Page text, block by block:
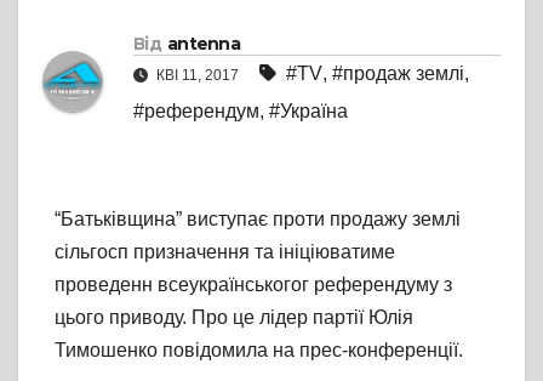
Від antenna
КВІ 11, 2017 #TV, #продаж землі,
#референдум, #Україна
“Батьківщина” виступає проти продажу землі
сільгосп призначення та ініціюватиме
проведенн всеукраїнськогог референдуму з
цього приводу. Про це лідер партії Юлія
Тимошенко повідомила на прес-конференції.